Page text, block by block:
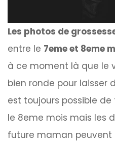
Les photos de
entre le 7eme et 8eme
à ce moment là que le
bien ronde pour laisser
est toujours possible
le 8eme mois mais les
future maman peuvent